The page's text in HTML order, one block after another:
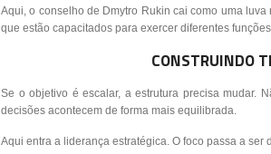
Aqui, o conselho de Dmytro Rukin cai como uma
que estão capacitados para exercer diferentes
CONSTRUINDO
Se o objetivo é escalar, a estrutura precisa mudar.
decisões acontecem de forma mais equilibrada.
Aqui entra a liderança estratégica. O foco passa a